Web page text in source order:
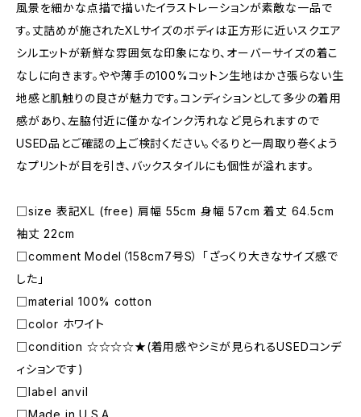
風景を細かな点描で描いたイラストレーションが素敵な一品で
す。丈詰めが施されたXLサイズのボディは正方形に近いスクエア
シルエットが新鮮な雰囲気な印象になり、オーバーサイズの着こ
なしに向きます。やや薄手の100%コットン生地はかさ張らない生
地感と肌触りの良さが魅力です。コンディションとして多少の着用
感があり、左脇付近に僅かなインク汚れなど見られますので
USED品とご確認の上ご検討ください。ぐるりと一周取り巻くよう
なプリントが目を引き、バックスタイルにも個性が溢れます。
□size 表記XL (free) 肩幅 55cm 身幅 57cm 着丈 64.5cm
袖丈 22cm
□comment Model（158cm7号S） 「ざっくり大きなサイズ感で
した」
□material 100% cotton
□color ホワイト
□condition ☆☆☆☆★(着用感やシミが見られるUSEDコンデ
ィションです)
□label anvil
□Made in U.S.A.